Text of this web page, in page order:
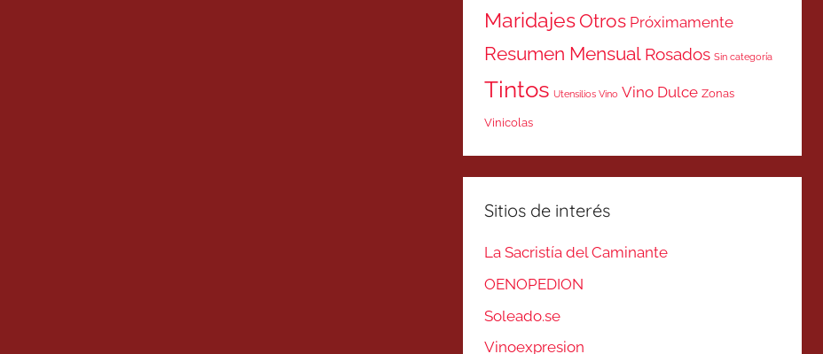
MaridajesOtros Próximamente
Resumen Mensual Rosados Sin categoría
Tintos Utensilios Vino Vino Dulce Zonas
Vinicolas
Sitios de interés
La Sacristía del Caminante
OENOPEDION
Soleado.se
Vinoexpresion